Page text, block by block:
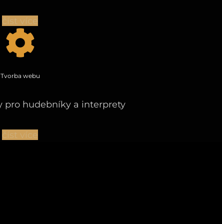
číst více
Tvorba webu
pro hudebníky a interprety
číst více